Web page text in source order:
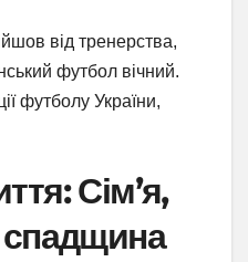
від тренерства,
футбол вічний.
футболу України,
Сім’я,
спадщина